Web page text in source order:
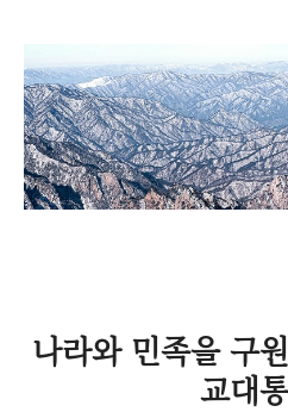
나라와 민족을 구
교대